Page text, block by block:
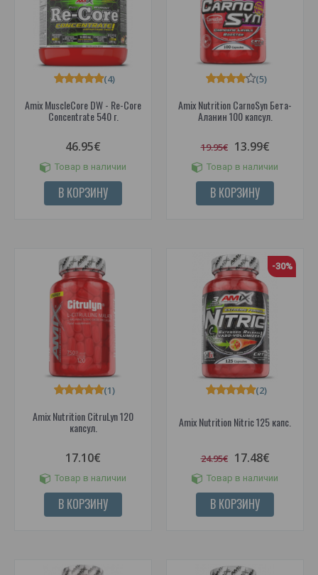
Amix MuscleCore DW - Re-Core
Concentrate 540 г.
(4)
46.95€
Товар в наличии
В КОРЗИНУ
Amix Nutrition CarnoSyn Бета-
Аланин 100 капсул.
(5)
19.95€ 13.99€
Товар в наличии
В КОРЗИНУ
Amix Nutrition CitruLyn 120
капсул.
(1)
17.10€
Товар в наличии
В КОРЗИНУ
-30%
Amix Nutrition Nitric 125 капс.
(2)
24.95€ 17.48€
Товар в наличии
В КОРЗИНУ